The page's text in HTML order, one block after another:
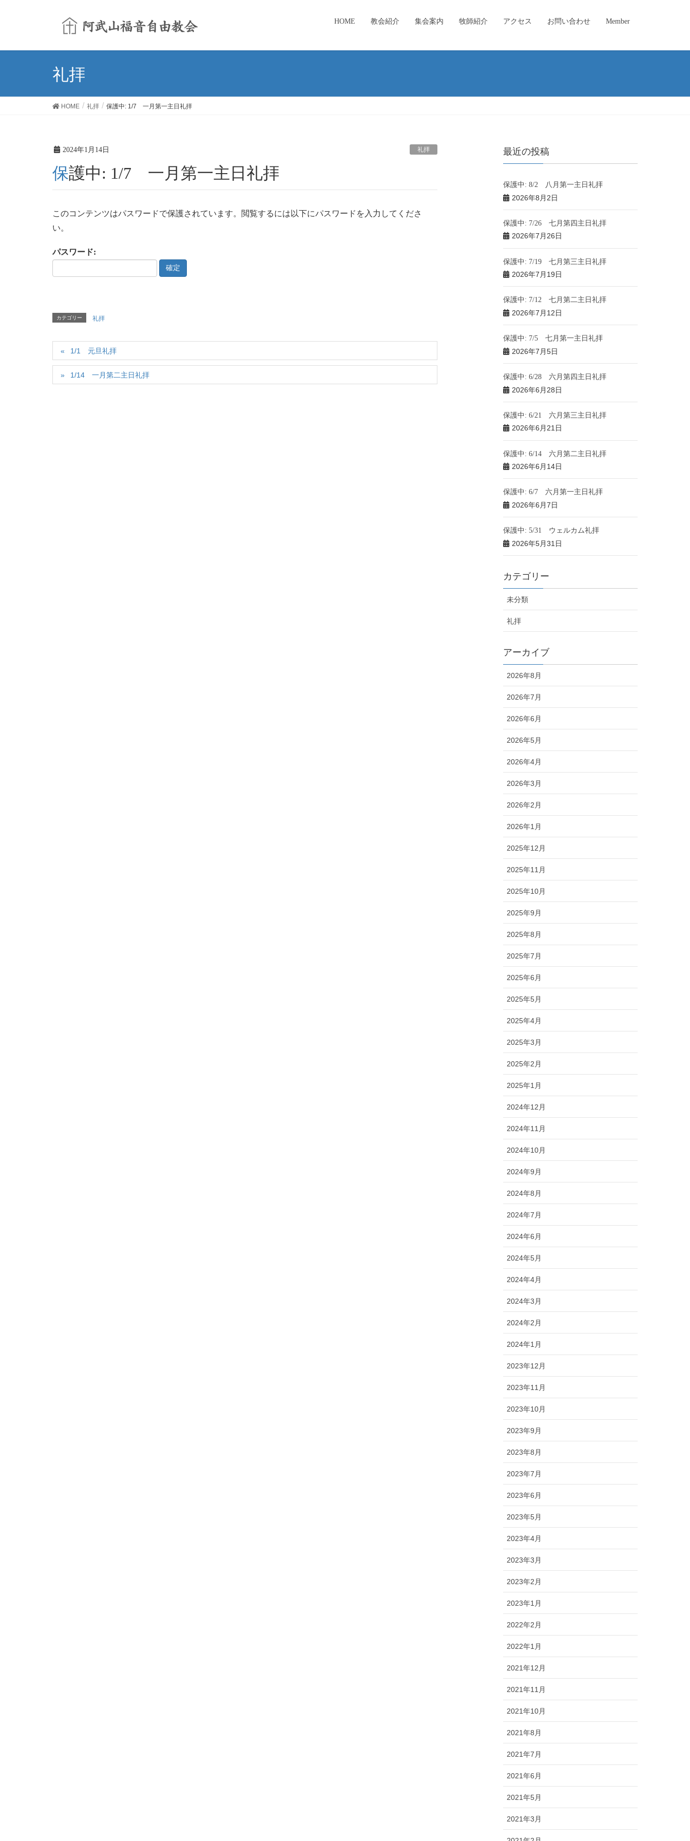
HOME 教会紹介 集会案内 牧師紹介 アクセス お問い合わせ Member
礼拝
HOME 礼拝 保護中: 1/7 一月第一主日礼拝
2024年1月14日 礼拝
保護中: 1/7 一月第一主日礼拝
このコンテンツはパスワードで保護されています。閲覧するには以下にパスワードを入力してくださ
い。
パスワード:
カテゴリー 礼拝
1/1 元旦礼拝
1/14 一月第二主日礼拝
最近の投稿
保護中: 8/2 八月第一主日礼拝
2026年8月2日
保護中: 7/26 七月第四主日礼拝
2026年7月26日
保護中: 7/19 七月第三主日礼拝
2026年7月19日
保護中: 7/12 七月第二主日礼拝
2026年7月12日
保護中: 7/5 七月第一主日礼拝
2026年7月5日
保護中: 6/28 六月第四主日礼拝
2026年6月28日
保護中: 6/21 六月第三主日礼拝
2026年6月21日
保護中: 6/14 六月第二主日礼拝
2026年6月14日
保護中: 6/7 六月第一主日礼拝
2026年6月7日
保護中: 5/31 ウェルカム礼拝
2026年5月31日
カテゴリー
未分類
礼拝
アーカイブ
2026年8月
2026年7月
2026年6月
2026年5月
2026年4月
2026年3月
2026年2月
2026年1月
2025年12月
2025年11月
2025年10月
2025年9月
2025年8月
2025年7月
2025年6月
2025年5月
2025年4月
2025年3月
2025年2月
2025年1月
2024年12月
2024年11月
2024年10月
2024年9月
2024年8月
2024年7月
2024年6月
2024年5月
2024年4月
2024年3月
2024年2月
2024年1月
2023年12月
2023年11月
2023年10月
2023年9月
2023年8月
2023年7月
2023年6月
2023年5月
2023年4月
2023年3月
2023年2月
2023年1月
2022年2月
2022年1月
2021年12月
2021年11月
2021年10月
2021年8月
2021年7月
2021年6月
2021年5月
2021年3月